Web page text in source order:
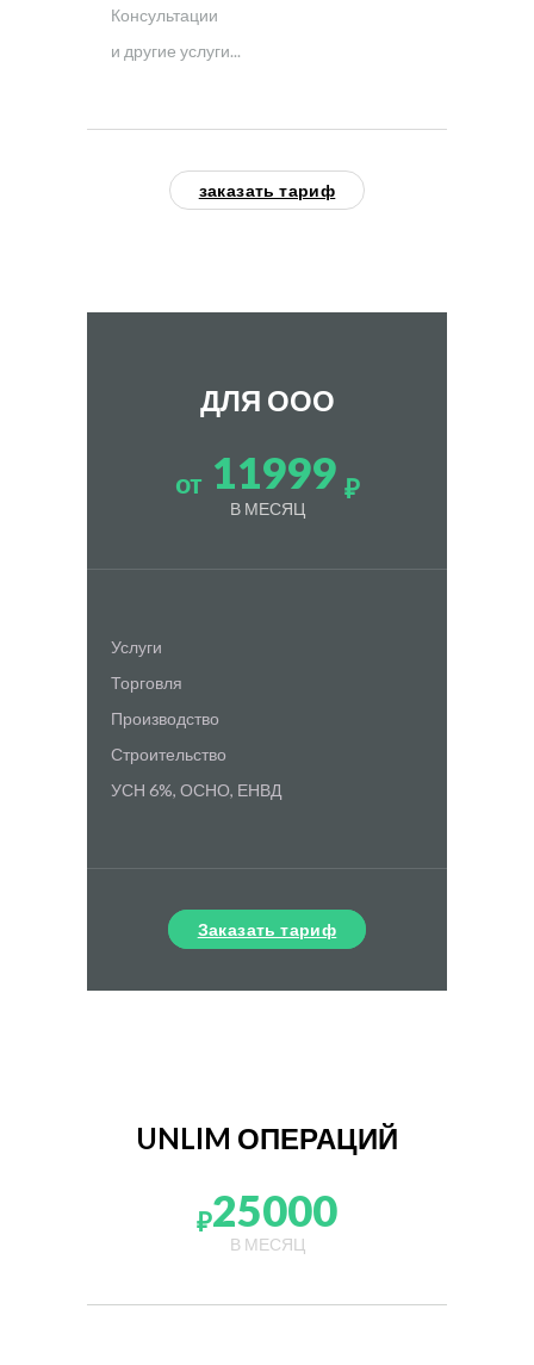
Консультации
и другие услуги...
заказать тариф
ДЛЯ ООО
от 11999 ₽
В МЕСЯЦ
Услуги
Торговля
Производство
Строительство
УСН 6%, ОСНО, ЕНВД
Заказать тариф
UNLIM ОПЕРАЦИЙ
₽25000
В МЕСЯЦ